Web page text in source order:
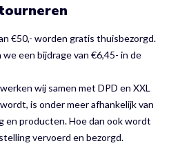
€50,- worden gratis thuisbezorgd.
een bijdrage van €6,45- in de
wij samen met DPD en XXL
is onder meer afhankelijk van
en producten. Hoe dan ook wordt
vervoerd en bezorgd.